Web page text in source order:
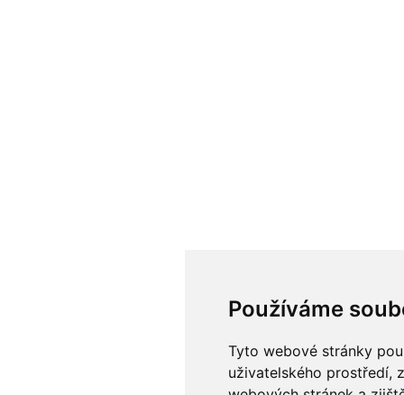
Používáme
Tyto webové stránky
uživatelského prostředí,